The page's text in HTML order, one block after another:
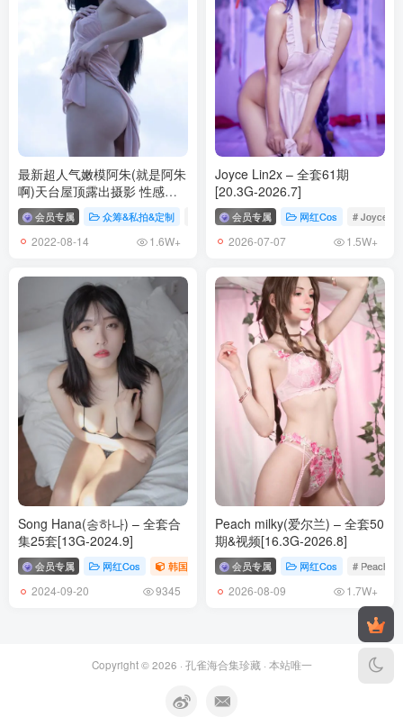
005.奔跑的晶骡儿-微密圈系列 紫色睡衣[26P-1V-108.1M]
004.奔跑的晶骡儿-微密圈系列 透视蕾丝装[26P-3V-113.4M]
[2023.5.12更1]
003.奔跑的晶骡儿-奔跑的晶螺儿 – 红裙[49P-7V-194.8M]
002.奔跑的晶骡儿-微密圈系列-视频[39V]
001.奔跑的晶骡儿-微密圈系列-图片[509P]
最新超人气嫩模阿朱(就是阿朱
啊)天台屋顶露出摄影 性感酥
乳窈窕身材 4K原版视频超细腻
[105P+1V/4K 2.75G]
会员专属 众筹&私拍&定制 # 就是阿朱啊 # 阿朱
2022-08-14 1.6W+
Joyce Lin2x – 全套61期
[20.3G-2026.7]
会员专属 网红Cos # Joyce
2026-07-07 1.5W+
Song Hana(송하나) – 全套合
集25套[13G-2024.9]
会员专属 网红Cos 韩国（korea） # Song Hana # 송하나
2024-09-20 9345
Peach milky(爱尔兰) – 全套50
期&视频[16.3G-2026.8]
会员专属 网红Cos # Peach
2026-08-09 1.7W+
Copyright © 2026 · 孔雀海合集珍藏· 本站唯一